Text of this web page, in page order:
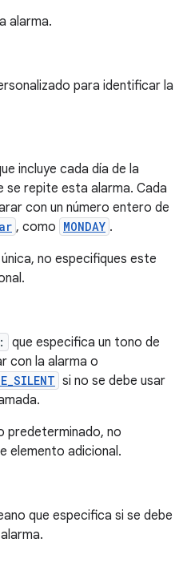
alarma.
para identificar la
incluye cada día de la
se repite esta alarma. Cada
con un número entero de
, como MONDAY .
no especifiques este
que especifica un tono de
con la alarma o
si no se debe usar
predeterminado, no
elemento adicional.
que especifica si se debe